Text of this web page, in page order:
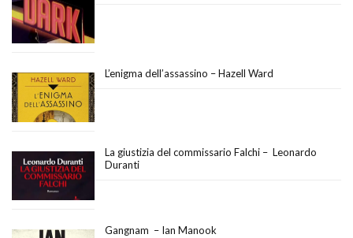
L’enigma dell’assassino – Hazell Ward
La giustizia del commissario Falchi – Leonardo
Duranti
Gangnam – Ian Manook